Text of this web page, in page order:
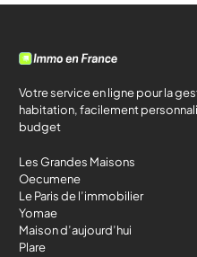
Votre service en ligne pour la
habitation, facilement
budget
Les Grandes Maisons
Oecumene
Le Paris de l’immobilier
Yomae
Maison d’aujourd’hui
Plare